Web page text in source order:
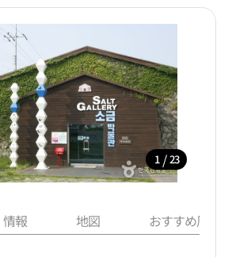
1 / 23
情報 地図 おすすめ周辺